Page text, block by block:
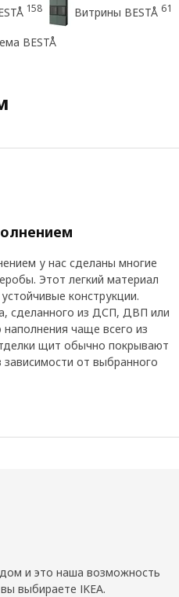
158 Витрины BESTÅ 61
BESTÅ
у нас сделаны многие
Этот легкий материал
конструкции.
сделанного из ДСП, ДВП или
чаще всего из
щит обычно покрывают
от выбранного
и это наша возможность
выбираете IKEA.